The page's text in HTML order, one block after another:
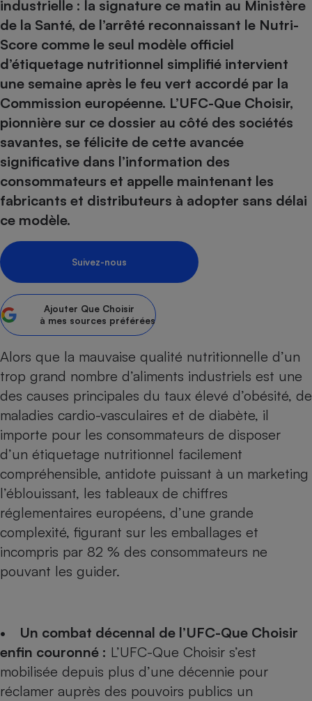
industrielle : la signature ce matin au Ministère
de la Santé, de l’arrêté reconnaissant le Nutri-
Score comme le seul modèle officiel
d’étiquetage nutritionnel simplifié intervient
une semaine après le feu vert accordé par la
Commission européenne. L’UFC-Que Choisir,
pionnière sur ce dossier au côté des sociétés
savantes, se félicite de cette avancée
significative dans l’information des
consommateurs et appelle maintenant les
fabricants et distributeurs à adopter sans délai
ce modèle.
Suivez-nous
Ajouter Que Choisir
à mes sources préférées
Alors que la mauvaise qualité nutritionnelle d’un
trop grand nombre d’aliments industriels est une
des causes principales du taux élevé d’obésité, de
maladies cardio-vasculaires et de diabète, il
importe pour les consommateurs de disposer
d’un étiquetage nutritionnel facilement
compréhensible, antidote puissant à un marketing
l’éblouissant, les tableaux de chiffres
réglementaires européens, d’une grande
complexité, figurant sur les emballages et
incompris par 82 % des consommateurs ne
pouvant les guider.
• Un combat décennal de l’UFC-Que Choisir
enfin couronné : L’UFC-Que Choisir s’est
mobilisée depuis plus d’une décennie pour
réclamer auprès des pouvoirs publics un
Sécurité - Hygiène
Supermarché - Drive
alimentaire
Assurance
Banque - Crédit
Epargne - Fiscalité
Assurance emprunteur
Banque
Circulation routière
Contrôle technique -
Pièce détachée
Moto
Comparateur auto
Supermarché - Drive
Comparatif
Comparatif plaque à
Comparatif hotte
Comparatif climatiseur
Comparatif aspirateur
Comparatif aspirateur
Comparatif robot cuiseur
Comparatif centrale
Lave-linge
Plaque de cuisson à
induction
Électricité - Gaz
Comparatif casque audio
Comparatif barre de son
Comparatif imprimante
Comparatif ordinateur
Comparatif ultrabook
Comparatif tablette
Image et son
Informatique
Téléviseur
Téléphone mobile -
Smartphone
Crédit immobilier
Comparatif tondeuse
Comparatif poêle à
Comparatif radiateur
Aménagement
Bricolage - Jardinage
Produit d'entretien
Sécurité domestique
Matelas
Hygiène - Beauté
Maladie - Médecine -
Système de santé -
Mutuelle
Antimoustique
Retraite
Choisir son fioul
Choisir son pellet
Comparateur assurance emprunteur
Energie Moins Chère Ensemble
Tous les comparateurs
Toutes les cartes interactives
connexion Internet